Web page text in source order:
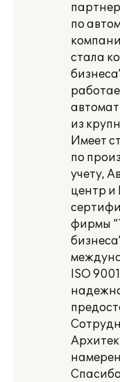
по
стала
из
Имеет
по
учету,
центр и
фирмы
ISO